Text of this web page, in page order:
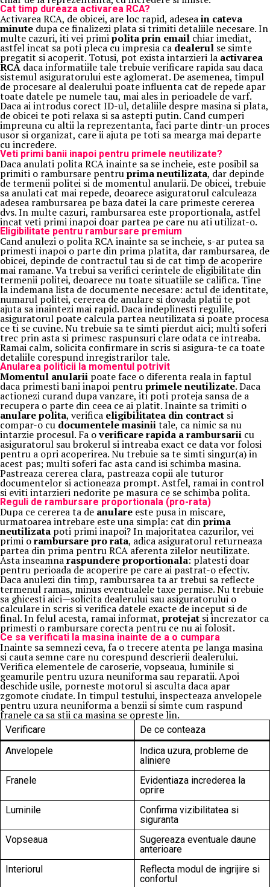
Cat timp dureaza activarea RCA?
Activarea RCA, de obicei, are loc rapid, adeseain cateva
minute dupa ce finalizezi plata si trimiti detaliile necesare. In
multe cazuri, iti vei primipolita prin email chiar imediat,
astfel incat sa poti pleca cu impresia ca dealerul se simte
pregatit si acoperit. Totusi, pot exista intarzieri la activarea
RCA daca informatiile tale trebuie verificare rapida sau daca
sistemul asiguratorului este aglomerat. De asemenea, timpul
de procesare al dealerului poate influenta cat de repede apar
toate datele pe numele tau, mai ales in perioadele de varf.
Daca ai introdus corect ID-ul, detaliile despre masina si plata,
de obicei te poti relaxa si sa astepti putin. Cand cumperi
impreuna cu altii la reprezentanta, faci parte dintr-un proces
usor si organizat, care ii ajuta pe toti sa mearga mai departe
cu incredere.
Veti primi banii inapoi pentru primele neutilizate?
Daca anulati polita RCA inainte sa se incheie, este posibil sa
primiti o rambursare pentruprima neutilizata, dar depinde
de termenii politei si de momentul anularii. De obicei, trebuie
sa anulati cat mai repede, deoarece asiguratorul calculeaza
adesea rambursarea pe baza datei la care primeste cererea
dvs. In multe cazuri, rambursarea este proportionala, astfel
incat veti primi inapoi doar partea pe care nu ati utilizat-o.
Eligibilitate pentru rambursare premium
Cand anulezi o polita RCA inainte sa se incheie, s-ar putea sa
primesti inapoi o parte din prima platita, dar rambursarea, de
obicei, depinde de contractul tau si de cat timp de acoperire
mai ramane. Va trebui sa verifici cerintele de eligibilitate din
termenii politei, deoarece nu toate situatiile se califica. Tine
la indemana lista de documente necesare: actul de identitate,
numarul politei, cererea de anulare si dovada platii te pot
ajuta sa inaintezi mai rapid. Daca indeplinesti regulile,
asiguratorul poate calcula partea neutilizata si poate procesa
ce ti se cuvine. Nu trebuie sa te simti pierdut aici; multi soferi
trec prin asta si primesc raspunsuri clare odata ce intreaba.
Ramai calm, solicita confirmare in scris si asigura-te ca toate
detaliile corespund inregistrarilor tale.
Anularea politicii la momentul potrivit
Momentul anularii poate face o diferenta reala in faptul
daca primesti bani inapoi pentruprimele neutilizate. Daca
actionezi curand dupa vanzare, iti poti proteja sansa de a
recupera o parte din ceea ce ai platit. Inainte sa trimiti o
anulare polita, verifica eligibilitatea din contract si
compar-o cu documentele masiniitale, ca nimic sa nu
intarzie procesul. Fa overificare rapida a rambursarii cu
asiguratorul sau brokerul si intreaba exact ce data vor folosi
pentru a opri acoperirea. Nu trebuie sa te simti singur(a) in
acest pas; multi soferi fac asta cand isi schimba masina.
Pastreaza cererea clara, pastreaza copii ale tuturor
documentelor si actioneaza prompt. Astfel, ramai in control
si eviti intarzieri nedorite pe masura ce se schimba polita.
Reguli de rambursare proportionala (pro-rata)
Dupa ce cererea ta de anulare este pusa in miscare,
urmatoarea intrebare este una simpla: cat dinprima
neutilizata poti primi inapoi? In majoritatea cazurilor, vei
primi orambursare pro rata, adica asiguratorul returneaza
partea din prima pentru RCA aferenta zilelor neutilizate.
Asta inseamnaraspundere proportionala: platesti doar
pentru perioada de acoperire pe care ai pastrat-o efectiv.
Daca anulezi din timp, rambursarea ta ar trebui sa reflecte
termenul ramas, minus eventualele taxe permise. Nu trebuie
sa ghicesti aici—solicita dealerului sau asiguratorului o
calculare in scris si verifica datele exacte de inceput si de
final. In felul acesta, ramai informat, protejat si increzator ca
primesti o rambursare corecta pentru ce nu ai folosit.
Ce sa verificati la masina inainte de a o cumpara
Inainte sa semnezi ceva, fa o trecere atenta pe langa masina
si cauta semne care nu corespund descrierii dealerului.
Verifica elementele de caroserie, vopseaua, luminile si
geamurile pentru uzura neuniforma sau reparatii. Apoi
deschide usile, porneste motorul si asculta daca apar
zgomote ciudate. In timpul testului, inspecteaza anvelopele
pentru uzura neuniforma a benzii si simte cum raspund
franele ca sa stii ca masina se opreste lin.
Verificare
De ce conteaza
Anvelopele
Indica uzura, probleme de
aliniere
Franele
Evidentiaza increderea la
oprire
Luminile
Confirma vizibilitatea si
siguranta
Vopseaua
Sugereaza eventuale daune
anterioare
Interiorul
Reflecta modul de ingrijire si
confortul